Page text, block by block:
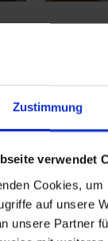
Zustimmung
verwendet
Cookies,
auf unsere
unsere Partner